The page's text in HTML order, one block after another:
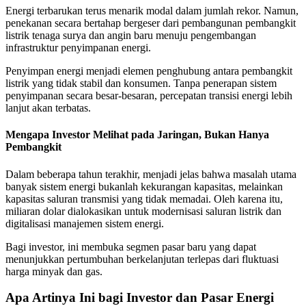
Energi terbarukan terus menarik modal dalam jumlah rekor. Namun,
penekanan secara bertahap bergeser dari pembangunan pembangkit
listrik tenaga surya dan angin baru menuju pengembangan
infrastruktur penyimpanan energi.
Penyimpan energi menjadi elemen penghubung antara pembangkit
listrik yang tidak stabil dan konsumen. Tanpa penerapan sistem
penyimpanan secara besar-besaran, percepatan transisi energi lebih
lanjut akan terbatas.
Mengapa Investor Melihat pada Jaringan, Bukan Hanya
Pembangkit
Dalam beberapa tahun terakhir, menjadi jelas bahwa masalah utama
banyak sistem energi bukanlah kekurangan kapasitas, melainkan
kapasitas saluran transmisi yang tidak memadai. Oleh karena itu,
miliaran dolar dialokasikan untuk modernisasi saluran listrik dan
digitalisasi manajemen sistem energi.
Bagi investor, ini membuka segmen pasar baru yang dapat
menunjukkan pertumbuhan berkelanjutan terlepas dari fluktuasi
harga minyak dan gas.
Apa Artinya Ini bagi Investor dan Pasar Energi